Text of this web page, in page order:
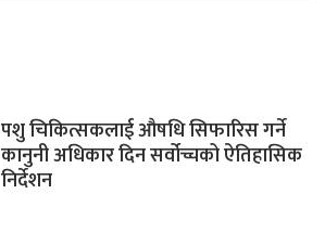
पशु चिकित्सकलाई औषधि सिफारिस गर्ने
कानुनी अधिकार दिन सर्वोच्चको ऐतिहासिक
निर्देशन